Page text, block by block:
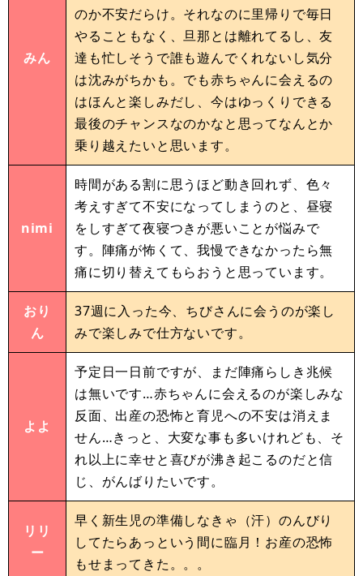
みん
のか不安だらけ。それなのに里帰りで毎日
やることもなく、旦那とは離れてるし、友
達も忙しそうで誰も遊んでくれないし気分
は沈みがちかも。でも赤ちゃんに会えるの
はほんと楽しみだし、今はゆっくりできる
最後のチャンスなのかなと思ってなんとか
乗り越えたいと思います。
nimi
時間がある割に思うほど動き回れず、色々
考えすぎて不安になってしまうのと、昼寝
をしすぎて夜寝つきが悪いことが悩みで
す。陣痛が怖くて、我慢できなかったら無
痛に切り替えてもらおうと思っています。
おり
ん
37週に入った今、ちびさんに会うのが楽し
みで楽しみで仕方ないです。
よよ
予定日一日前ですが、まだ陣痛らしき兆候
は無いです…赤ちゃんに会えるのが楽しみな
反面、出産の恐怖と育児への不安は消えま
せん…きっと、大変な事も多いけれども、そ
れ以上に幸せと喜びが沸き起こるのだと信
じ、がんばりたいです。
リリ
ー
早く新生児の準備しなきゃ（汗）のんびり
してたらあっという間に臨月！お産の恐怖
もせまってきた。。。